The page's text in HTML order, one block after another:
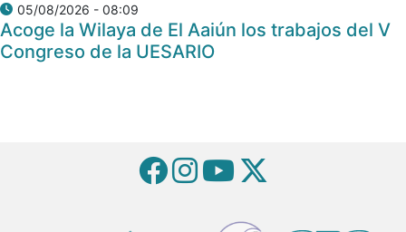
05/08/2026 - 08:09
Acoge la Wilaya de El Aaiún los trabajos del V
Congreso de la UESARIO